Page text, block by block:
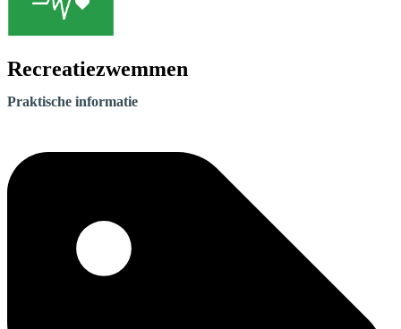
Recreatiezwemmen
Praktische informatie